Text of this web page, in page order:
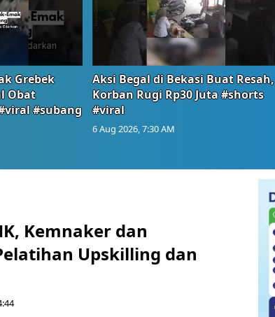
Grebek
Obat
#subang
Aksi Begal di Bekasi Buat Resah,
Korban Rugi Rp30 Juta #shorts
#viral
6 Aug 2026, 7:30 AM
Kemnaker dan
Upskilling dan